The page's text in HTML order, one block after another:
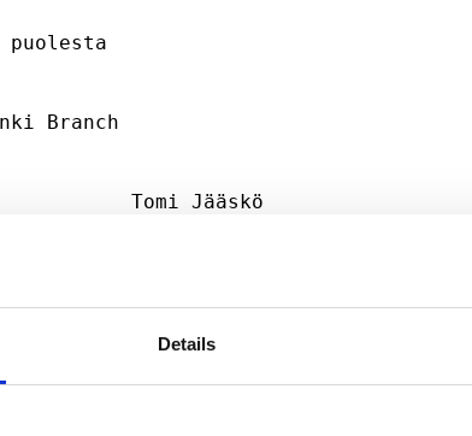
Details
puolesta
Branch